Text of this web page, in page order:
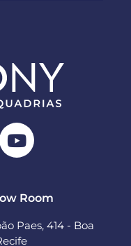
Room
Paes, 414 - Boa